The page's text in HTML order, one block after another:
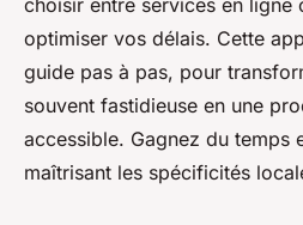
choisir entre services en ligne
optimiser vos délais. Cette
guide pas à pas, pour
souvent fastidieuse en une
accessible. Gagnez du temps
maîtrisant les spécificités